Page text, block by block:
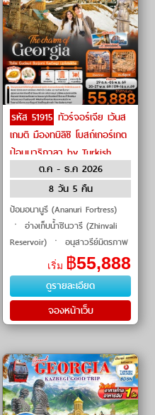
รหัส 51915 ทัวร์จอร์เจีย เว้นส
เกมติ มืองทบิลิชิ โบสถ์เกอร์เกต
ป้อมนาริกาลา by Turkish
Airlinesต.ค - ธ.ค 2026
8 วัน 5 คืน
ป้อมอนานูรี (Ananuri Fortress)
ㆍ อ่างเก็บน้ำชินวารี (Zhinvali
Reservoir) ㆍ อนุสาวรีย์มิตรภาพ
รัสเซีย–จอร์เจีย (Russia–Georgia
Friendship Monument) ㆍ โบสถ์
เ�
เริ่ม ฿55,888
ดูรายละเอียด
จองหน้าเว็บ